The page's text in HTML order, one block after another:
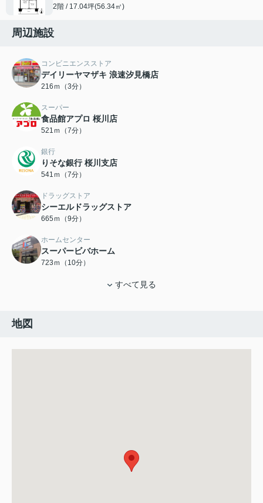
2階 / 17.04坪(56.34㎡)
周辺施設
コンビニエンスストア
デイリーヤマザキ 浪速汐見橋店
216ｍ（3分）
スーパー
食品館アプロ 桜川店
521ｍ（7分）
銀行
りそな銀行 桜川支店
541ｍ（7分）
ドラッグストア
シーエルドラッグストア
665ｍ（9分）
ホームセンター
スーパービバホーム
723ｍ（10分）
すべて見る
地図